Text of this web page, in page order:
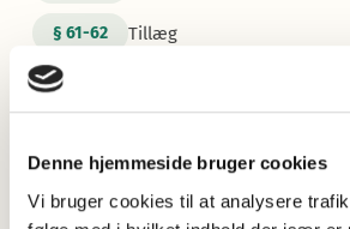
Denne hjemmeside bruger cookies
Vi bruger cookies til at analysere
§ 61-62 Tillæg
Mere information
Oversigt over ændringer og
Retskrivningsordbogen 5.1.
Nye opslagsord 2025